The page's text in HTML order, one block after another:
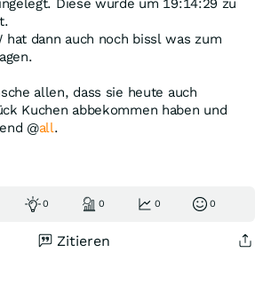
hat dann auch noch bissl was zum
allen, dass sie heute auch
Kuchen abbekommen haben und
@all.
0 0 0 0
Zitieren